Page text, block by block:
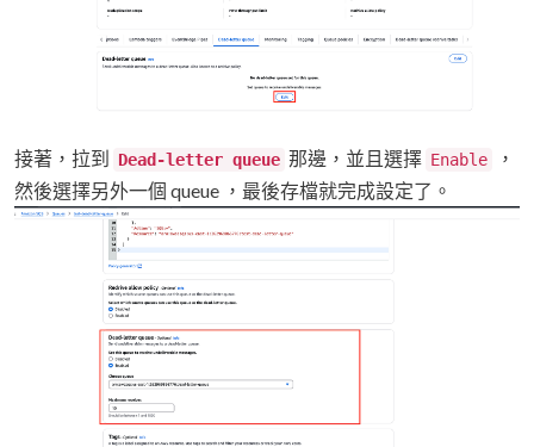
接著，拉到 Dead-letter queue 那邊，並且選擇 Enable
，
然後選擇另外一個 queue ，最後存檔就完成設定了。